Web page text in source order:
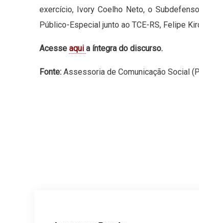
exercício, Ivory Coelho Neto, o
Público-Especial junto ao TCE-RS, Felipe
Acesse aqui a íntegra do discurso.
Fonte: Assessoria de Comunicação Social